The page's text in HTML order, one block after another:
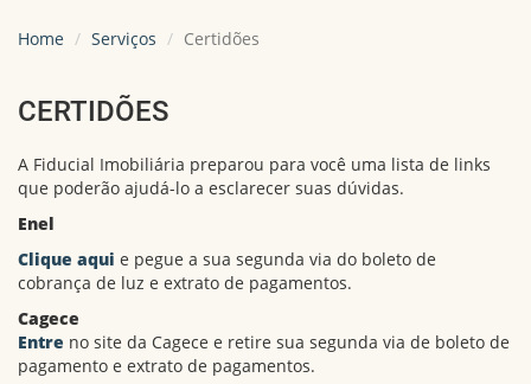
Home Serviços Certidões
CERTIDÕES
A Fiducial Imobiliária preparou para você uma lista de links
que poderão ajudá-lo a esclarecer suas dúvidas.
Enel
Clique aqui e pegue a sua segunda via do boleto de
cobrança de luz e extrato de pagamentos.
Cagece
Entre no site da Cagece e retire sua segunda via de boleto de
pagamento e extrato de pagamentos.